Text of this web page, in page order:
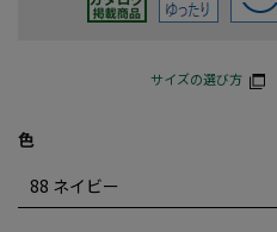
サイズの選び方
色